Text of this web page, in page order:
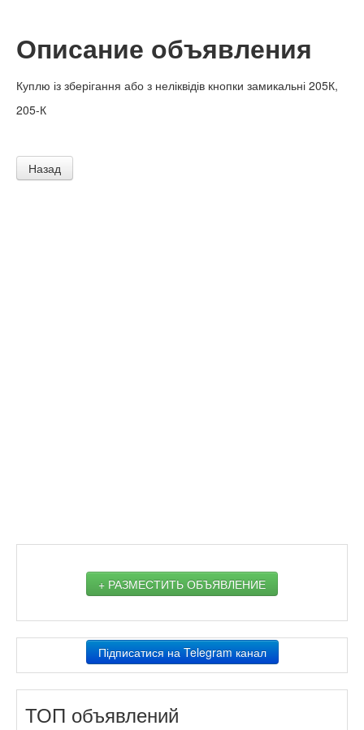
Описание объявления
Куплю із зберігання або з неліквідів кнопки замикальні 205К,
205-К
Назад
+ РАЗМЕСТИТЬ ОБЪЯВЛЕНИЕ
Підписатися на Telegram канал
ТОП объявлений